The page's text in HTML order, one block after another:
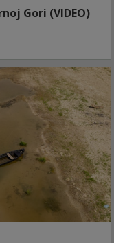
Gori (VIDEO)